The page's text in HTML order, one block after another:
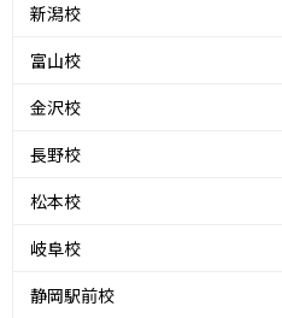
新潟校
富山校
金沢校
長野校
松本校
岐阜校
静岡駅前校